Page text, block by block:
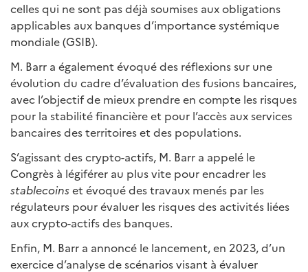
celles qui ne sont pas déjà soumises aux obligations
applicables aux banques d’importance systémique
mondiale (GSIB).
M. Barr a également évoqué des réflexions sur une
évolution du cadre d’évaluation des fusions bancaires,
avec l’objectif de mieux prendre en compte les risques
pour la stabilité financière et pour l’accès aux services
bancaires des territoires et des populations.
S’agissant des crypto-actifs, M. Barr a appelé le
Congrès à légiférer au plus vite pour encadrer les
stablecoinset évoqué des travaux menés par les
régulateurs pour évaluer les risques des activités liées
aux crypto-actifs des banques.
Enfin, M. Barr a annoncé le lancement, en 2023, d’un
exercice d’analyse de scénarios visant à évaluer